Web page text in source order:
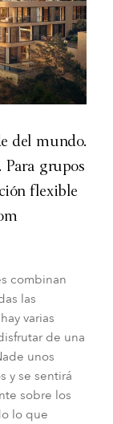
del mundo.
grupos
flexible
combinan
las
varias
de una
unos
y se sentirá
sobre los
lo que